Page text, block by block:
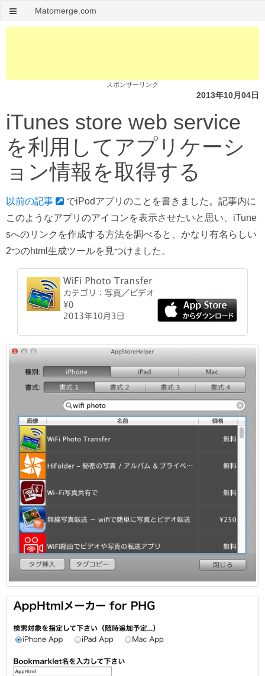
Matomerge.com
スポンサーリンク
2013年10月04日
iTunes store web service
を利用してアプリケーシ
ョン情報を取得する
以前の記事
でiPodアプリのことを書きました。記事内に
このようなアプリのアイコンを表示させたいと思い、iTune
sへのリンクを作成する方法を調べると、かなり有名らしい
2つのhtml生成ツールを見つけました。